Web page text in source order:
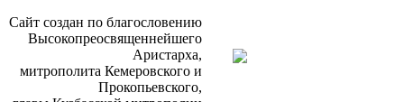
Сайт со­здан по бла­го­сло­ве­нию
Вы­со­ко­прео­свя­щен­ней­ше­го
Ари­стар­ха,
мит­ро­по­ли­та Ке­ме­ров­ско­го и
Про­ко­пьев­ско­го,